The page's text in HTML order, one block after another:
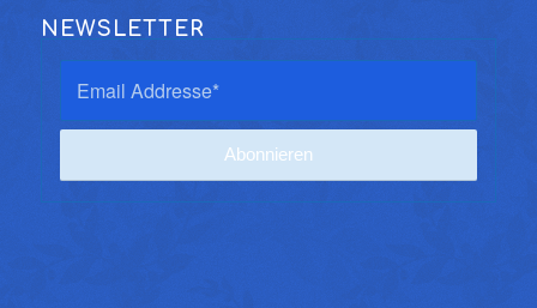
NEWSLETTER